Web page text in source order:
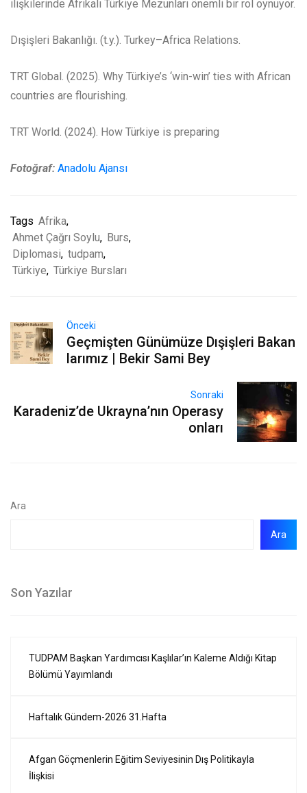
ilişkilerinde Afrikalı Türkiye Mezunları önemli bir rol oynuyor.
Dışişleri Bakanlığı. (t.y.). Turkey–Africa Relations.
TRT Global. (2025). Why Türkiye’s ‘win-win’ ties with African
countries are flourishing.
TRT World. (2024). How Türkiye is preparing
Fotoğraf: Anadolu Ajansı
Tags Afrika,
Ahmet Çağrı Soylu, Burs,
Diplomasi, tudpam,
Türkiye, Türkiye Bursları
Önceki
Geçmişten Günümüze Dışişleri Bakan
larımız | Bekir Sami Bey
Sonraki
Karadeniz’de Ukrayna’nın Operasy
onları
Ara
Ara
Son Yazılar
TUDPAM Başkan Yardımcısı Kaşlılar’ın Kaleme Aldığı Kitap
Bölümü Yayımlandı
Haftalık Gündem-2026 31.Hafta
Afgan Göçmenlerin Eğitim Seviyesinin Dış Politikayla
İlişkisi